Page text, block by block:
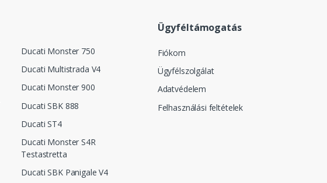
Ducati Monster 750
Ducati Multistrada V4
Ducati Monster 900
Ducati SBK 888
Ducati ST4
Ducati Monster S4R
Testastretta
Ducati SBK Panigale V4
Ügyféltámogatás
Fiókom
Ügyfélszolgálat
Adatvédelem
Felhasználási feltételek